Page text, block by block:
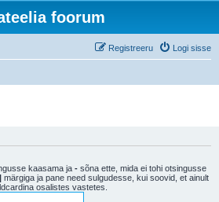
foorum
Logi sisse
Registreeru
kaasama ja - sõna ette, mida ei tohi otsingusse
| märgiga ja pane need sulgudesse, kui soovid, et ainult
osalistes vastetes.